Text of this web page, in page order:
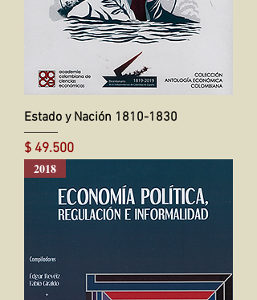
Estado y Nación 1810-1830
Precio
$ 49.500
2018